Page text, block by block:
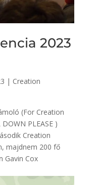
2023
| Creation
(For Creation
PLEASE )
Creation
majdnem 200 fő
Gavin Cox